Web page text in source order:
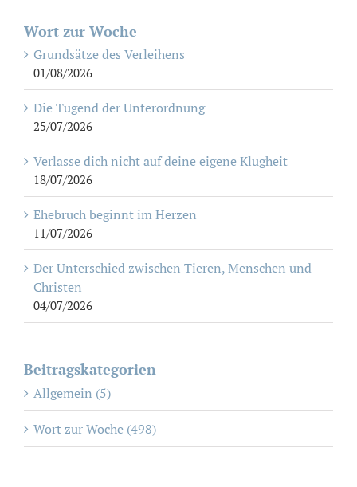
Wort zur Woche
Grundsätze des Verleihens
01/08/2026
Die Tugend der Unterordnung
25/07/2026
Verlasse dich nicht auf deine eigene Klugheit
18/07/2026
Ehebruch beginnt im Herzen
11/07/2026
Der Unterschied zwischen Tieren, Menschen und
Christen
04/07/2026
Beitragskategorien
Allgemein (5)
Wort zur Woche (498)